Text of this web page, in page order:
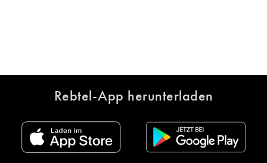
Rebtel-App herunterladen